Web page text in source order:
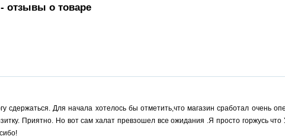
- отзывы о товаре
сдержаться. Для начала хотелось бы отметить,что магазин сработал очень
Приятно. Но вот сам халат превзошел все ожидания .Я просто горжусь что